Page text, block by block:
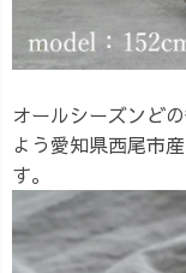
オールシーズンど
よう愛知県西尾市
す。